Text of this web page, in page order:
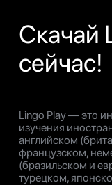
Скачай
сейчас!
Lingo Play — это
изучения
английском
французском,
(бразильском и
турецком,